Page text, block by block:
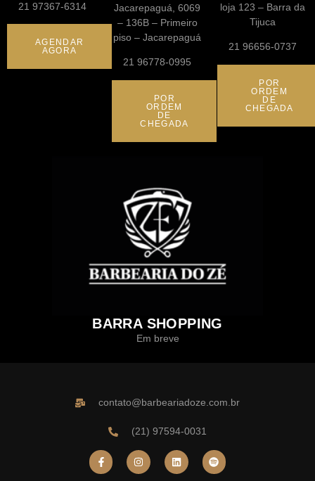
21 97367-6314
AGENDAR
AGORA
Jacarepaguá, 6069
– 136B – Primeiro
piso – Jacarepaguá
21 96778-0995
POR
ORDEM
DE
CHEGADA
loja 123 – Barra da
Tijuca
21 96656-0737
POR
ORDEM
DE
CHEGADA
BARRA SHOPPING
Em breve
contato@barbeariadoze.com.br
(21) 97594-0031